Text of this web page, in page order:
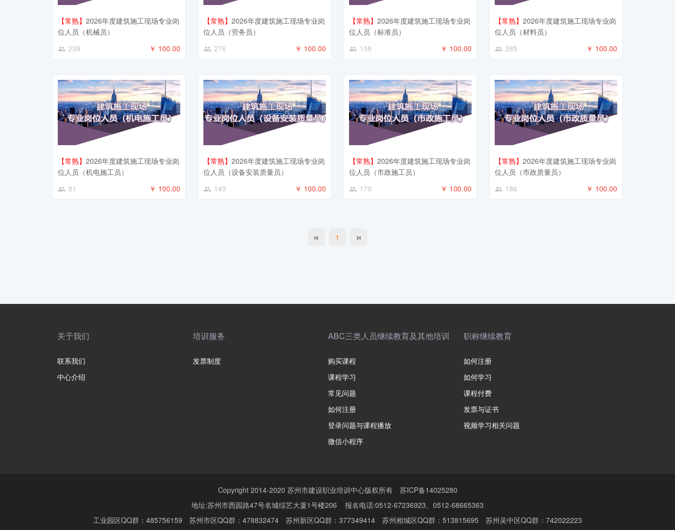
【常熟】 2026年度建筑施工现场专业岗
位人员（机械员）
238
￥ 100.00
【常熟】 2026年度建筑施工现场专业岗
位人员（劳务员）
276
￥ 100.00
【常熟】 2026年度建筑施工现场专业岗
位人员（标准员）
158
￥ 100.00
【常熟】 2026年度建筑施工现场专业岗
位人员（材料员）
285
￥ 100.00
【常熟】 2026年度建筑施工现场专业岗
位人员（机电施工员）
81
￥ 100.00
【常熟】 2026年度建筑施工现场专业岗
位人员（设备安装质量员）
149
￥ 100.00
【常熟】 2026年度建筑施工现场专业岗
位人员（市政施工员）
170
￥ 100.00
【常熟】 2026年度建筑施工现场专业岗
位人员（市政质量员）
186
￥ 100.00
1
关于我们
联系我们
中心介绍
培训服务
发票制度
ABC三类人员继续教育及其他培训
购买课程
课程学习
常见问题
如何注册
登录问题与课程播放
微信小程序
职称继续教育
如何注册
如何学习
课程付费
发票与证书
视频学习相关问题
Copyright 2014-2020 苏州市建设职业培训中心版权所有
苏ICP备14025280
地址:苏州市西园路47号名城综艺大厦1号楼206 报名电话:0512-67236923、0512-68665363
工业园区QQ群：485756159 苏州市区QQ群：478832474 苏州新区QQ群：377349414 苏州相城区QQ群：513815695 苏州吴中区QQ群：742022223